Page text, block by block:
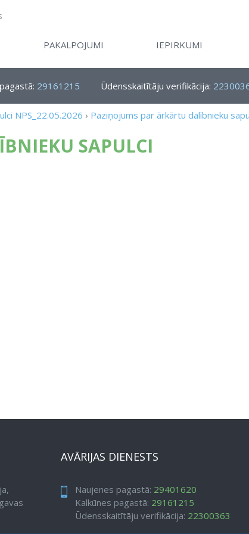
PAKALPOJUMI IEPIRKUMI
29161215 Ūdensskaitītāju verifikācija:
NPS_22.05.2026 › Paziņojums par ārkārtu dalībnieku
SAPULCI
AVĀRIJAS DIENESTS
Naujenes pagastā: 29401620
Kalkūnes pagastā: 29161215
Ūdensskaitītāju verifikācija: 22300363